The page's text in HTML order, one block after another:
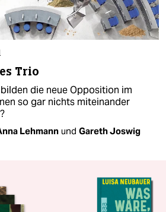
Trio
die neue Opposition im
so gar nichts miteinander
Lehmann und Gareth Joswig